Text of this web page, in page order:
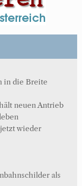
in die Breite
neuen Antrieb
wieder
als